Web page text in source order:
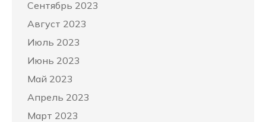
Сентябрь 2023
Август 2023
Июль 2023
Июнь 2023
Май 2023
Апрель 2023
Март 2023